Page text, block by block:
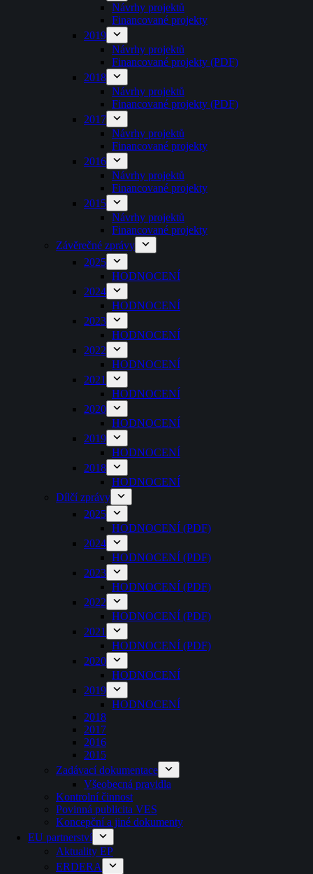
Návrhy projektů
Financované projekty
2019
Návrhy projektů
Financované projekty (PDF)
2018
Návrhy projektů
Financované projekty (PDF)
2017
Návrhy projektů
Financované projekty
2016
Návrhy projektů
Financované projekty
2015
Návrhy projektů
Financované projekty
Závěrečné zprávy
2025
HODNOCENÍ
2024
HODNOCENÍ
2023
HODNOCENÍ
2022
HODNOCENÍ
2021
HODNOCENÍ
2020
HODNOCENÍ
2019
HODNOCENÍ
2018
HODNOCENÍ
Dílčí zprávy
2025
HODNOCENÍ (PDF)
2024
HODNOCENÍ (PDF)
2023
HODNOCENÍ (PDF)
2022
HODNOCENÍ (PDF)
2021
HODNOCENÍ (PDF)
2020
HODNOCENÍ
2019
HODNOCENÍ
2018
2017
2016
2015
Zadávací dokumentace
Všeobecná pravidla
Kontrolní činnost
Povinná publicita VES
Koncepční a jiné dokumenty
EU partnerství
Aktuality EP
ERDERA